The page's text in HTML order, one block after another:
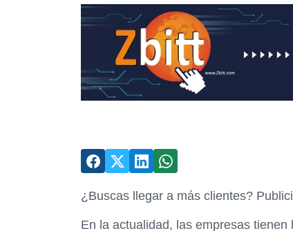
¿Buscas llegar a más clientes?
En la actualidad, las empresas